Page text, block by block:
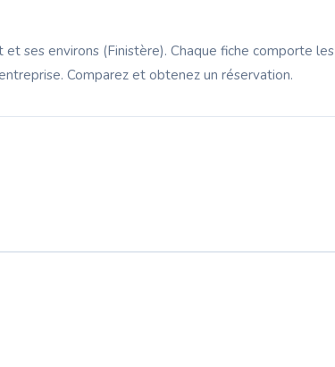
ses environs (Finistère). Chaque fiche comporte les
Comparez et obtenez un réservation.